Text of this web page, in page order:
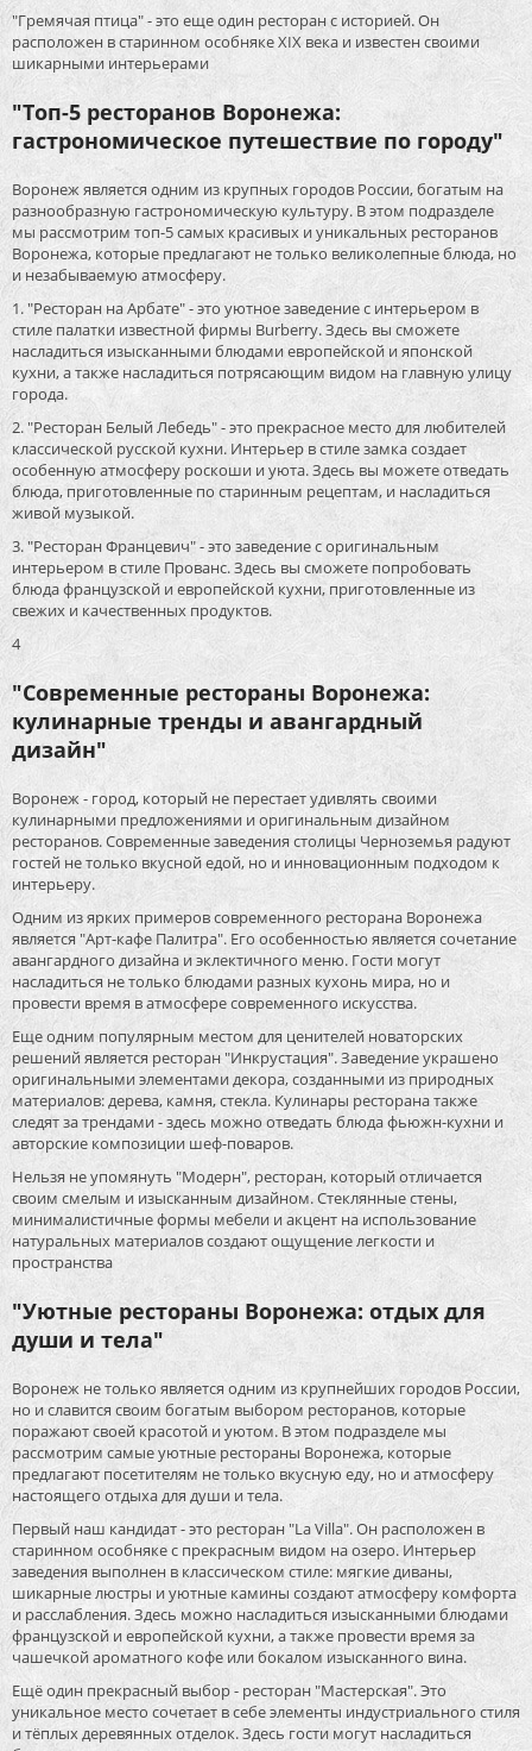
"Гремячая птица" - это еще один ресторан с историей. Он
расположен в старинном особняке XIX века и известен своими
шикарными интерьерами
"Топ-5 ресторанов Воронежа:
гастрономическое путешествие по городу"
Воронеж является одним из крупных городов России, богатым на
разнообразную гастрономическую культуру. В этом подразделе
мы рассмотрим топ-5 самых красивых и уникальных ресторанов
Воронежа, которые предлагают не только великолепные блюда, но
и незабываемую атмосферу.
1. "Ресторан на Арбате" - это уютное заведение с интерьером в
стиле палатки известной фирмы Burberry. Здесь вы сможете
насладиться изысканными блюдами европейской и японской
кухни, а также насладиться потрясающим видом на главную улицу
города.
2. "Ресторан Белый Лебедь" - это прекрасное место для любителей
классической русской кухни. Интерьер в стиле замка создает
особенную атмосферу роскоши и уюта. Здесь вы можете отведать
блюда, приготовленные по старинным рецептам, и насладиться
живой музыкой.
3. "Ресторан Францевич" - это заведение с оригинальным
интерьером в стиле Прованс. Здесь вы сможете попробовать
блюда французской и европейской кухни, приготовленные из
свежих и качественных продуктов.
4
"Современные рестораны Воронежа:
кулинарные тренды и авангардный
дизайн"
Воронеж - город, который не перестает удивлять своими
кулинарными предложениями и оригинальным дизайном
ресторанов. Современные заведения столицы Черноземья радуют
гостей не только вкусной едой, но и инновационным подходом к
интерьеру.
Одним из ярких примеров современного ресторана Воронежа
является "Арт-кафе Палитра". Его особенностью является сочетание
авангардного дизайна и эклектичного меню. Гости могут
насладиться не только блюдами разных кухонь мира, но и
провести время в атмосфере современного искусства.
Еще одним популярным местом для ценителей новаторских
решений является ресторан "Инкрустация". Заведение украшено
оригинальными элементами декора, созданными из природных
материалов: дерева, камня, стекла. Кулинары ресторана также
следят за трендами - здесь можно отведать блюда фьюжн-кухни и
авторские композиции шеф-поваров.
Нельзя не упомянуть "Модерн", ресторан, который отличается
своим смелым и изысканным дизайном. Стеклянные стены,
минималистичные формы мебели и акцент на использование
натуральных материалов создают ощущение легкости и
пространства
"Уютные рестораны Воронежа: отдых для
души и тела"
Воронеж не только является одним из крупнейших городов России,
но и славится своим богатым выбором ресторанов, которые
поражают своей красотой и уютом. В этом подразделе мы
рассмотрим самые уютные рестораны Воронежа, которые
предлагают посетителям не только вкусную еду, но и атмосферу
настоящего отдыха для души и тела.
Первый наш кандидат - это ресторан "La Villa". Он расположен в
старинном особняке с прекрасным видом на озеро. Интерьер
заведения выполнен в классическом стиле: мягкие диваны,
шикарные люстры и уютные камины создают атмосферу комфорта
и расслабления. Здесь можно насладиться изысканными блюдами
французской и европейской кухни, а также провести время за
чашечкой ароматного кофе или бокалом изысканного вина.
Ещё один прекрасный выбор - ресторан "Мастерская". Это
уникальное место сочетает в себе элементы индустриального стиля
и тёплых деревянных отделок. Здесь гости могут насладиться